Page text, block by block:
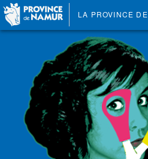
LA PROVINCE DE